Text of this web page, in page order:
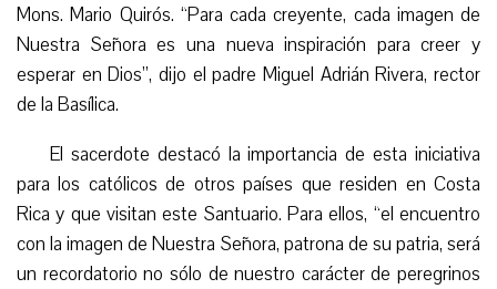
Mons. Mario Quirós. “Para cada creyente, cada imagen de
Nuestra Señora es una nueva inspiración para creer y
esperar en Dios”, dijo el padre Miguel Adrián Rivera, rector
de la Basílica.
El sacerdote destacó la importancia de esta iniciativa
para los católicos de otros países que residen en Costa
Rica y que visitan este Santuario. Para ellos, “el encuentro
con la imagen de Nuestra Señora, patrona de su patria, será
un recordatorio no sólo de nuestro carácter de peregrinos